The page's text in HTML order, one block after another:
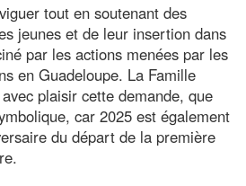
tout en soutenant des
jeunes et de leur insertion dans
par les actions menées par les
en Guadeloupe. La Famille
plaisir cette demande, que
car 2025 est également
du départ de la première